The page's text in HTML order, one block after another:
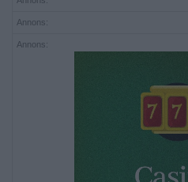
Annons:
Annons: